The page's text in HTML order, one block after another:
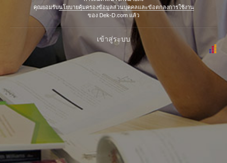
คุณยอมรับนโยบายคุ้มครองข้อมูลส่วนบุคคลและข้อตกลงการใช้งาน
ของ Dek-D.com แล้ว
เข้าสู่ระบบ